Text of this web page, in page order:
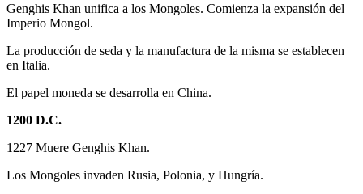
Genghis Khan unifica a los Mongoles. Comienza la expansión del
Imperio Mongol.
La producción de seda y la manufactura de la misma se establecen
en Italia.
El papel moneda se desarrolla en China.
1200 D.C.
1227 Muere Genghis Khan.
Los Mongoles invaden Rusia, Polonia, y Hungría.